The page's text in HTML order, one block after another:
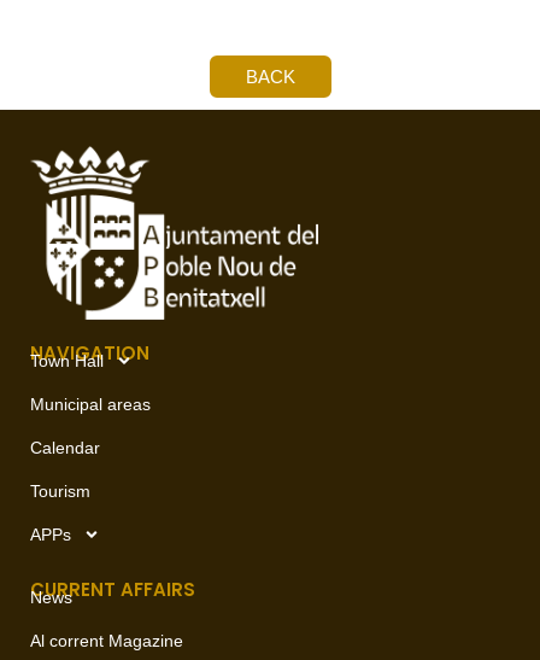
BACK
NAVIGATION
Town Hall
Municipal areas
Calendar
Tourism
APPs
CURRENT AFFAIRS
News
Al corrent Magazine